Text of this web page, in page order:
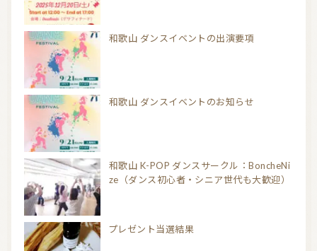
和歌山 ダンスイベントの出演要項
和歌山 ダンスイベントのお知らせ
和歌山 K-POP ダンスサークル：BoncheNi
ze（ダンス初心者・シニア世代も大歓迎）
プレゼント当選結果